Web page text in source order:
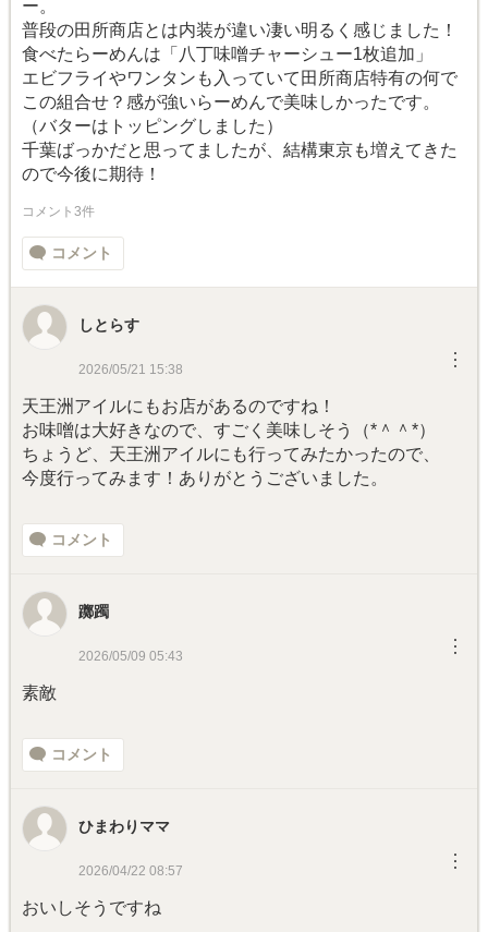
ー。
普段の田所商店とは内装が違い凄い明るく感じました！
食べたらーめんは「八丁味噌チャーシュー1枚追加」
エビフライやワンタンも入っていて田所商店特有の何で
この組合せ？感が強いらーめんで美味しかったです。
（バターはトッピングしました）
千葉ばっかだと思ってましたが、結構東京も増えてきた
ので今後に期待！
コメント3件
コメント
しとらす
2026/05/21 15:38 ︙
天王洲アイルにもお店があるのですね！
お味噌は大好きなので、すごく美味しそう（*＾＾*）
ちょうど、天王洲アイルにも行ってみたかったので、
今度行ってみます！ありがとうございました。
コメント
躑躅
2026/05/09 05:43 ︙
素敵
コメント
ひまわりママ
2026/04/22 08:57 ︙
おいしそうですね